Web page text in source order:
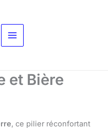
et Bière
, ce pilier réconfortant